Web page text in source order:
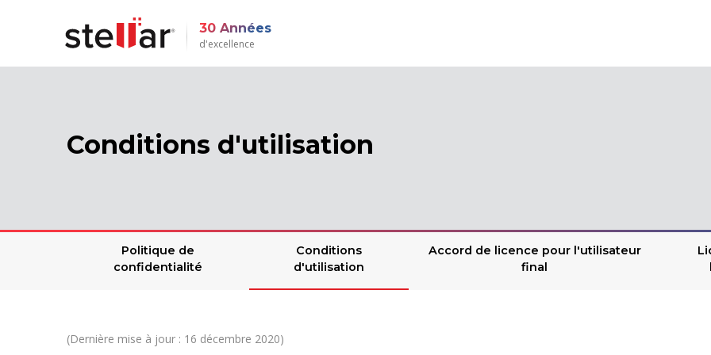
30 Années
d'excellence
Conditions d'utilisation
Politique de
confidentialité
Conditions
d'utilisation
Accord de licence pour l'utilisateur
final
(Dernière mise à jour : 16 décembre 2020)